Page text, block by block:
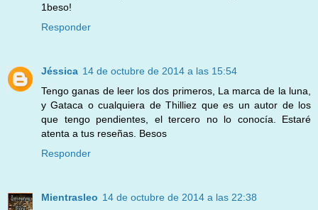
1beso!
Responder
Jéssica 14 de octubre de 2014 a las 15:54
Tengo ganas de leer los dos primeros, La marca de la luna,
y Gataca o cualquiera de Thilliez que es un autor de los
que tengo pendientes, el tercero no lo conocía. Estaré
atenta a tus reseñas. Besos
Responder
Mientrasleo 14 de octubre de 2014 a las 22:38